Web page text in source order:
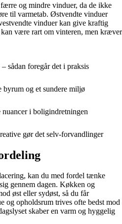
og mindre vinduer, da de ikke
til varmetab. Østvendte vinduer
vinduer kan give kraftig
være rart om vinteren, men kræver
sådan foregår det i praksis
byrum og et sundere miljø
i boligindretningen
gør det selv-forvandlinger
kan du med fordel tænke
gennem dagen. Køkken og
øst eller sydøst, så du får
og opholdsrum trives ofte bedst mod
skaber en varm og hyggelig